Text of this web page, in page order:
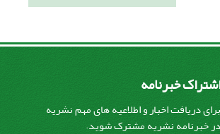
اشتراک خبرنامه
برای دریافت اخبار و اطلاعیه های مهم نشریه
در خبرنامه نشریه مشترک شوید.